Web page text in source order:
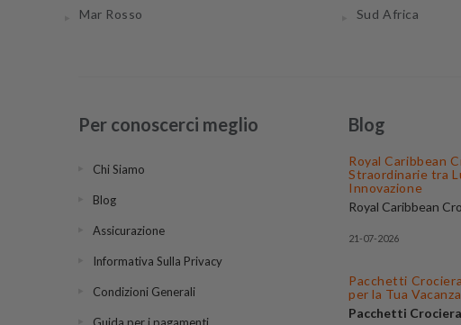
Mar Rosso
Sud Africa
Per conoscerci meglio
Chi Siamo
Blog
Assicurazione
Informativa Sulla Privacy
Condizioni Generali
Blog
Royal Caribbean
Straordinarie tra
Innovazione
Royal Caribbean
mondo, famosa per
puoi trovare le
migliori offerte
partenze verso il
21-07-2026
Pacchetti
per la Tua
Pacchetti Crociera